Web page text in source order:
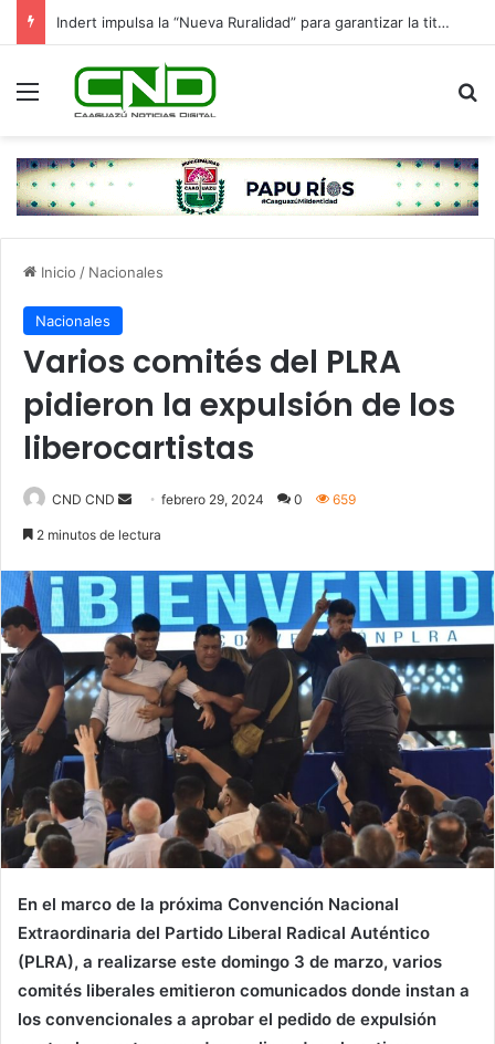
Indert impulsa la “Nueva Ruralidad” para garantizar la titulación de tierras a familias campesinas.
Menú
Inicio / Nacionales
Nacionales
Varios comités del PLRA
pidieron la expulsión de los
liberocartistas
CND CND
Sendfebrero 29, 2024 0 659
2 minutos de lectura
En el marco de la próxima Convención Nacional
Extraordinaria del Partido Liberal Radical Auténtico
(PLRA), a realizarse este domingo 3 de marzo, varios
comités liberales emitieron comunicados donde instan a
los convencionales a aprobar el pedido de expulsión